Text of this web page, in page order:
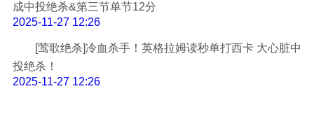
成中投绝杀&第三节单节12分
2025-11-27 12:26
[莺歌绝杀]冷血杀手！英格拉姆读秒单打西卡 大心脏中
投绝杀！
2025-11-27 12:26